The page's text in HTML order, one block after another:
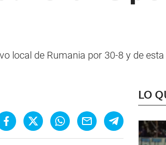
local de Rumania por 30-8 y de
LO